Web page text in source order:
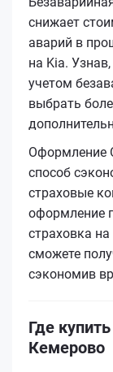
снижает
аварий в
на Kia.
учетом
выбрать
Оформление
способ
страховые
оформление
страховка
сможете
сэкономив
Где
Кемерово